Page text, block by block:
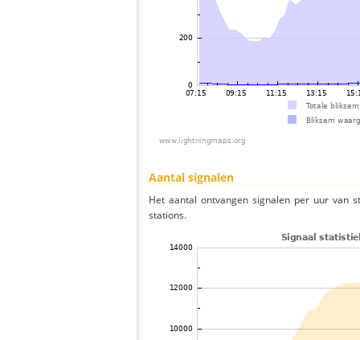
Aantal signalen
Het aantal ontvangen signalen per uur van
stations.